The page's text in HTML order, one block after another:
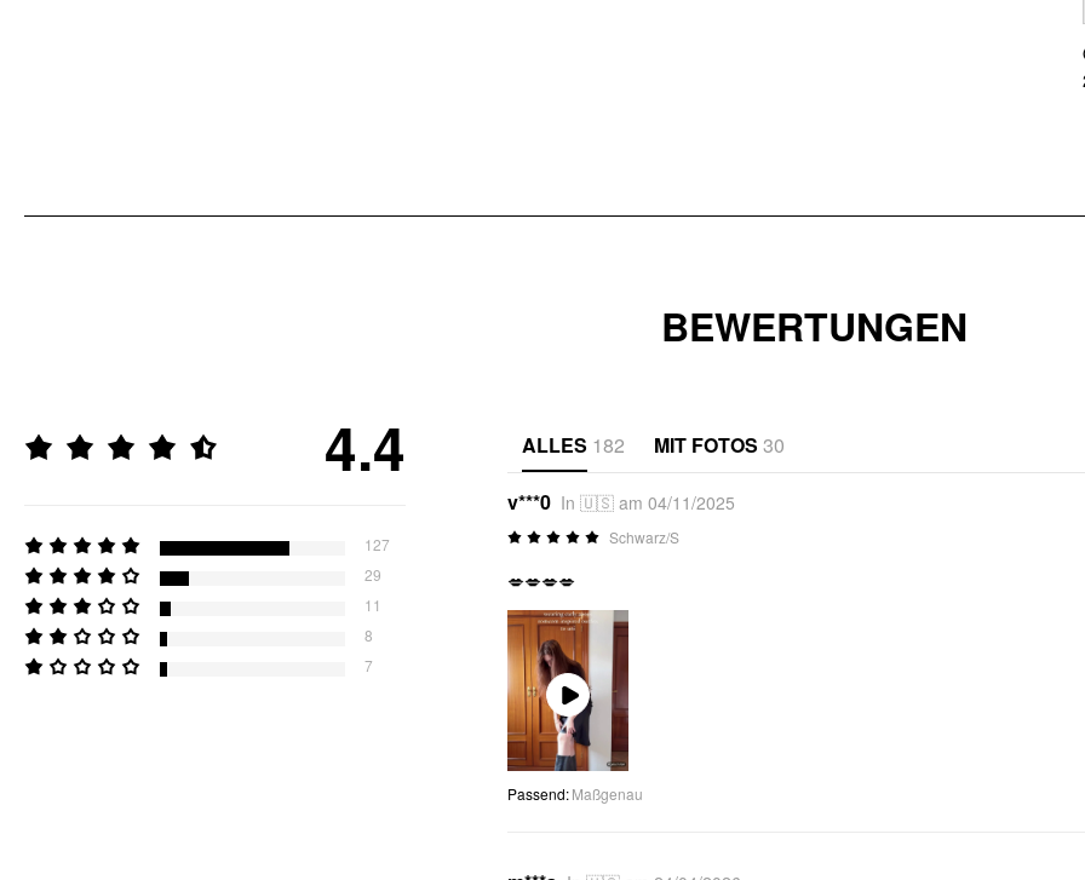
BEWERTUNGEN
4.4
127
29
11
8
7
ALLES 182 MIT FOTOS 30
v***0 In 🇺🇸 am 04/11/2025
Schwarz/S
💋💋💋💋
Play
Video
Passend:Maßgenau